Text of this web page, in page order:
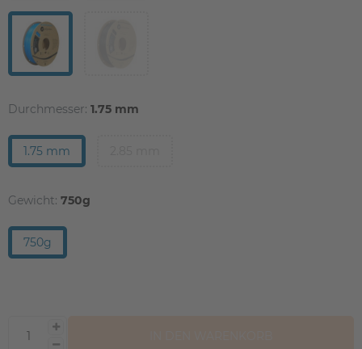
Durchmesser: 1.75 mm
1.75 mm
Gewicht: 750g
750g